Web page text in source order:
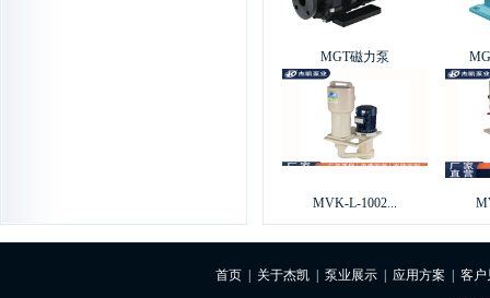
MGT磁力泵
MVK-L-1002...
首页 关于杰凯 泵业展示 应用方案 客户